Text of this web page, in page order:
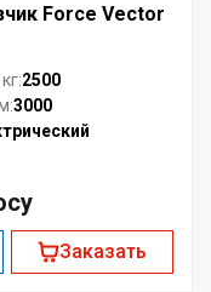
Force Vector
2500
3000
Заказать